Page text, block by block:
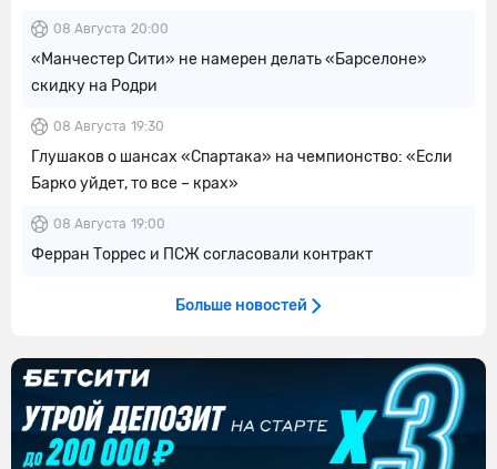
08 Августа 20:00
«Манчестер Сити» не намерен делать «Барселоне»
скидку на Родри
08 Августа 19:30
Глушаков о шансах «Спартака» на чемпионство: «Если
Барко уйдет, то все – крах»
08 Августа 19:00
Ферран Торрес и ПСЖ согласовали контракт
Больше новостей